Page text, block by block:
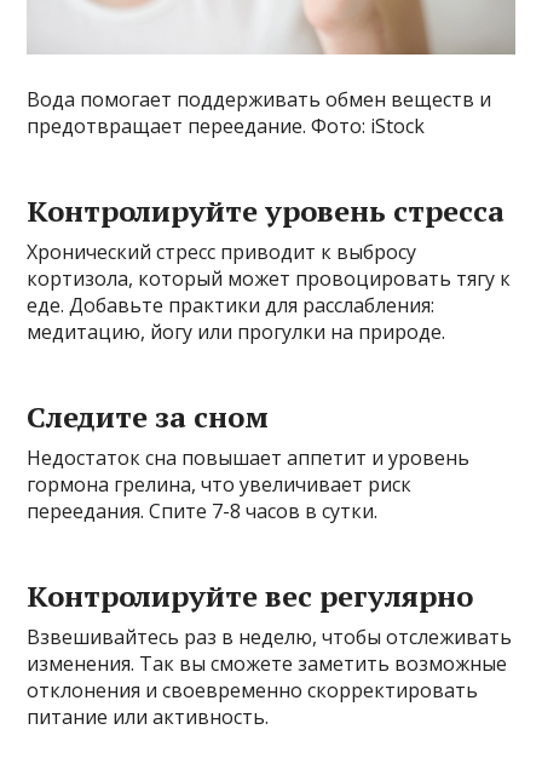
Вода помогает поддерживать обмен веществ и
предотвращает переедание. Фото: iStock
Контролируйте уровень стресса
Хронический стресс приводит к выбросу
кортизола, который может провоцировать тягу к
еде. Добавьте практики для расслабления:
медитацию, йогу или прогулки на природе.
Следите за сном
Недостаток сна повышает аппетит и уровень
гормона грелина, что увеличивает риск
переедания. Спите 7-8 часов в сутки.
Контролируйте вес регулярно
Взвешивайтесь раз в неделю, чтобы отслеживать
изменения. Так вы сможете заметить возможные
отклонения и своевременно скорректировать
питание или активность.